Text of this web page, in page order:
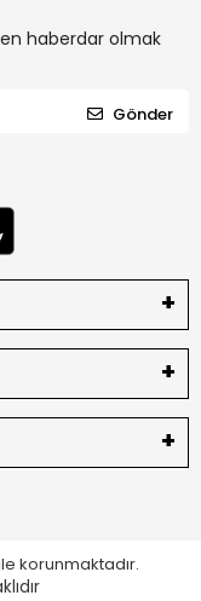
haberdar olmak
Gönder
korunmaktadır.